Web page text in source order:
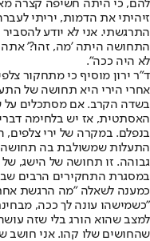
להם, כי היתה חשיפה קצרה
זיהיתי את הדמות, יריתי
התרגשתי. אני לא יודע
התחושה היתה 'מה, זהו?' אתה
לא היה ככה".
ד"ר ירון מוסיף כי מתחקור
אחרי הירי היא תחושה של
בשדה הקרב. אם מסתכלים על
האסתטית, אז יש בלחימה
בנפלם. במקרה של ירי
התעלות שמשולבת בה תחושה
גבוהה. זו תחושה של הישג,
במסגרת התחקירים הרבים
כמענה לשאלה "מה הרגשת אחרי
"כשמישהו עונה לך ככה,
למצב שהוא הורג בלי שזה
שהחושים שלו קהו. אני חושב